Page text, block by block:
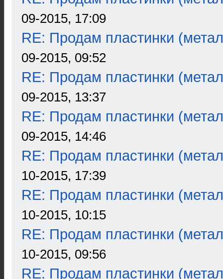
09-2015, 17:09
RE: Продам пластинки
09-2015, 09:52
RE: Продам пластинки
09-2015, 13:37
RE: Продам пластинки
09-2015, 14:46
RE: Продам пластинки
10-2015, 17:39
RE: Продам пластинки
10-2015, 10:15
RE: Продам пластинки
10-2015, 09:56
RE: Продам пластинки